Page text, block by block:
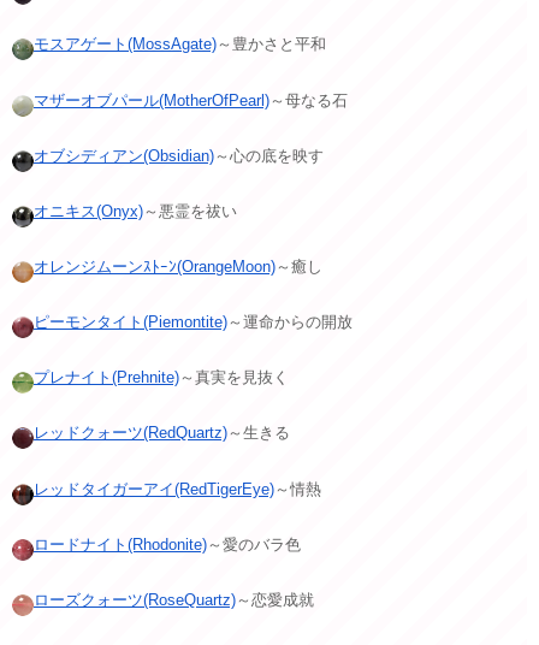
モスアゲート(MossAgate)～豊かさと平和
マザーオブパール(MotherOfPearl)～母なる石
オブシディアン(Obsidian)～心の底を映す
オニキス(Onyx)～悪霊を祓い
オレンジムーンｽﾄｰﾝ(OrangeMoon)～癒し
ピーモンタイト(Piemontite)～運命からの開放
プレナイト(Prehnite)～真実を見抜く
レッドクォーツ(RedQuartz)～生きる
レッドタイガーアイ(RedTigerEye)～情熱
ロードナイト(Rhodonite)～愛のバラ色
ローズクォーツ(RoseQuartz)～恋愛成就